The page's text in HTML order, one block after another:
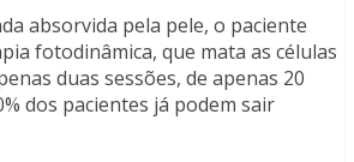
absorvida pela pele, o paciente
fotodinâmica, que mata as células
duas sessões, de apenas 20
dos pacientes já podem sair